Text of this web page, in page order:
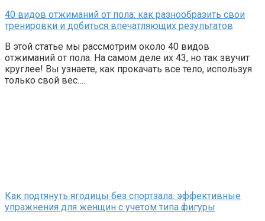
40 видов отжиманий от пола: как разнообразить свои
тренировки и добиться впечатляющих результатов
В этой статье мы рассмотрим около 40 видов
отжиманий от пола. На самом деле их 43, но так звучит
круглее! Вы узнаете, как прокачать все тело, используя
только свой вес….
Как подтянуть ягодицы без спортзала: эффективные
упражнения для женщин с учетом типа фигуры